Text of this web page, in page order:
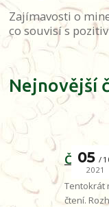
Zajímavosti o
co souvisí s
Nejnovější
Čtení,
05
2021
Tentokrát
čtení.